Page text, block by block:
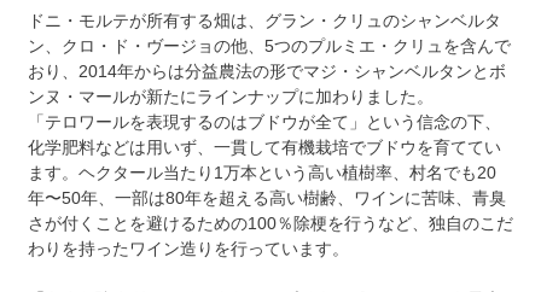
ドニ・モルテが所有する畑は、グラン・クリュのシャンベルタ
ン、クロ・ド・ヴージョの他、5つのプルミエ・クリュを含んで
おり、2014年からは分益農法の形でマジ・シャンベルタンとボ
ンヌ・マールが新たにラインナップに加わりました。
「テロワールを表現するのはブドウが全て」という信念の下、
化学肥料などは用いず、一貫して有機栽培でブドウを育ててい
ます。ヘクタール当たり1万本という高い植樹率、村名でも20
年〜50年、一部は80年を超える高い樹齢、ワインに苦味、青臭
さが付くことを避けるための100％除梗を行うなど、独自のこだ
わりを持ったワイン造りを行っています。